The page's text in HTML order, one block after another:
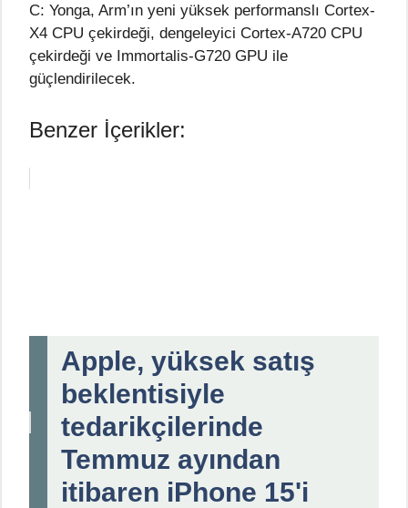
C: Yonga, Arm’ın yeni yüksek performanslı Cortex-
X4 CPU çekirdeği, dengeleyici Cortex-A720 CPU
çekirdeği ve Immortalis-G720 GPU ile
güçlendirilecek.
Benzer İçerikler:
Apple, yüksek satış
beklentisiyle
tedarikçilerinde
Temmuz ayından
itibaren iPhone 15'i